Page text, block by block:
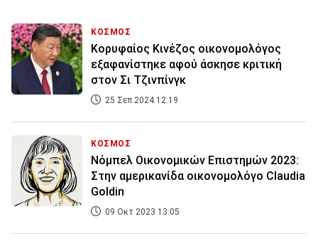
ΚΟΣΜΟΣ
Κορυφαίος Κινέζος οικονομολόγος
εξαφανίστηκε αφού άσκησε κριτική
στον Σι Τζινπίνγκ
25 Σεπ 2024 12:19
ΚΟΣΜΟΣ
Νόμπελ Οικονομικών Επιστημών 2023:
Στην αμερικανίδα οικονομολόγο Claudia
Goldin
09 Οκτ 2023 13:05